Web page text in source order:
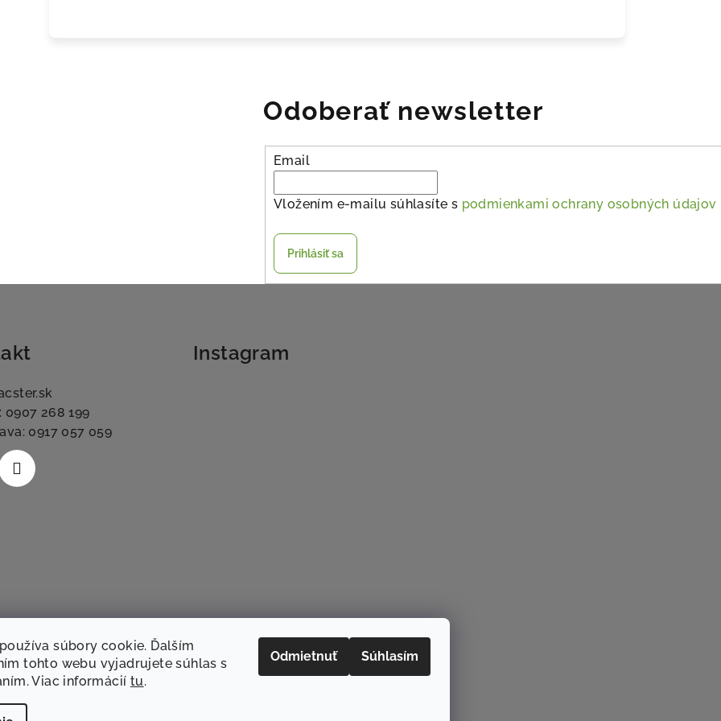
súbory cookie. Ďalším
tohto webu vyjadrujete súhlas s
Viac informácií tu.
Odmietnuť Súhlasím
Odoberať newsletter
Email
Vložením e-mailu súhlasíte s podmienkami ochrany osobných údajov
Prihlásiť sa
0907 268 199
0917 057 059
Instagram